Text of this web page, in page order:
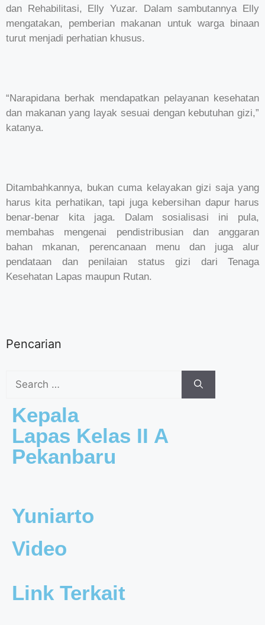
dan Rehabilitasi, Elly Yuzar. Dalam sambutannya Elly
mengatakan, pemberian makanan untuk warga binaan
turut menjadi perhatian khusus.
“Narapidana berhak mendapatkan pelayanan kesehatan
dan makanan yang layak sesuai dengan kebutuhan gizi,”
katanya.
Ditambahkannya, bukan cuma kelayakan gizi saja yang
harus kita perhatikan, tapi juga kebersihan dapur harus
benar-benar kita jaga. Dalam sosialisasi ini pula,
membahas mengenai pendistribusian dan anggaran
bahan mkanan, perencanaan menu dan juga alur
pendataan dan penilaian status gizi dari Tenaga
Kesehatan Lapas maupun Rutan.
Pencarian
Kepala
Lapas Kelas II A
Pekanbaru
Yuniarto
Video
Link Terkait